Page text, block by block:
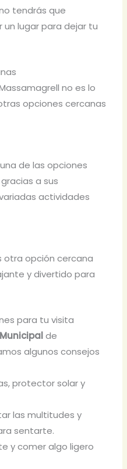
tendrás que
lugar para dejar tu
no es lo
opciones cercanas
de las opciones
a sus
actividades
otra opción cercana
y divertido para
para tu visita
de
algunos consejos
protector solar y
las multitudes y
sentarte.
y comer algo ligero